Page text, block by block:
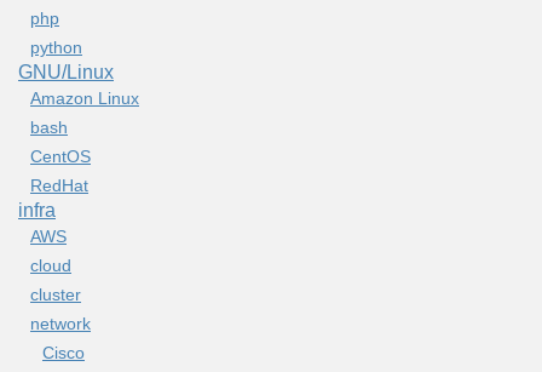
php
python
GNU/Linux
Amazon Linux
bash
CentOS
RedHat
infra
AWS
cloud
cluster
network
Cisco